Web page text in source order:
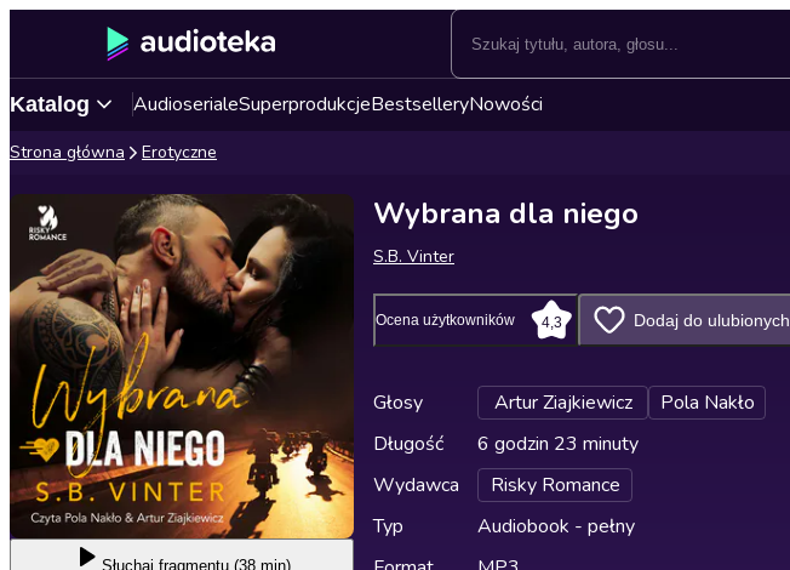
Katalog AudioserialeSuperprodukcjeBestselleryNowości
Strona główna Erotyczne
Słuchaj fragmentu (38 min)
Wybrana dla niego
S.B. Vinter
Ocena użytkowników 4,3 Dodaj do ulubionych
Głosy Artur Ziajkiewicz
Pola Nakło
Długość
6 godzin 23 minuty
Wydawca
Risky Romance
Typ
Audiobook - pełny